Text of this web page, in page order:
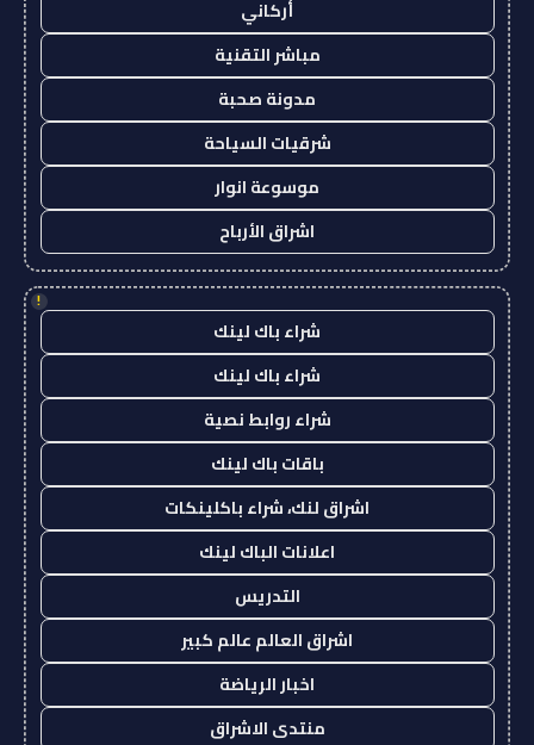
أركاني
مباشر التقنية
مدونة صحبة
شرقيات السياحة
موسوعة انوار
اشراق الأرباح
!
شراء باك لينك
شراء باك لينك
شراء روابط نصية
باقات باك لينك
اشراق لنك، شراء باكلينكات
اعلانات الباك لينك
التدريس
اشراق العالم عالم كبير
اخبار الرياضة
منتدى الاشراق